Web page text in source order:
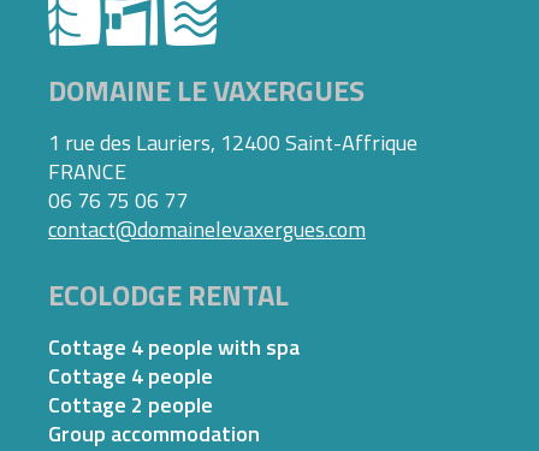
DOMAINE LE VAXERGUES
1 rue des Lauriers, 12400 Saint-Affrique
FRANCE
06 76 75 06 77
contact@domainelevaxergues.com
ECOLODGE RENTAL
Cottage 4 people with spa
Cottage 4 people
Cottage 2 people
Group accommodation